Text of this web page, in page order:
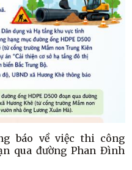
báo về việc thi công
qua đường Phan Đình